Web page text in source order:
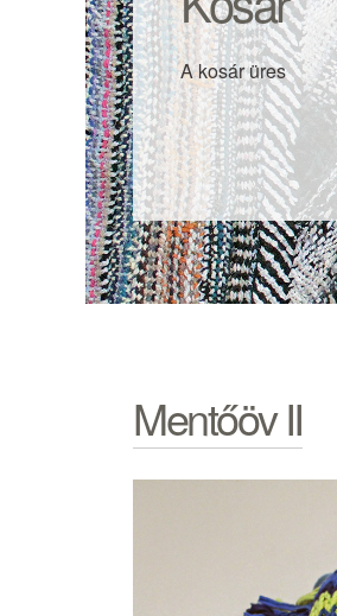
A kosár üres
Mentőöv II